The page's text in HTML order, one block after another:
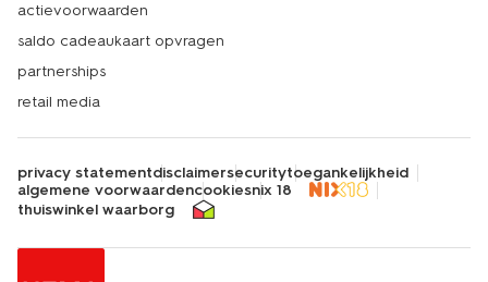
actievoorwaarden
saldo cadeaukaart opvragen
partnerships
retail media
privacy statementdisclaimersecuritytoegankelijkheid
algemene voorwaardencookiesnix 18
thuiswinkel waarborg